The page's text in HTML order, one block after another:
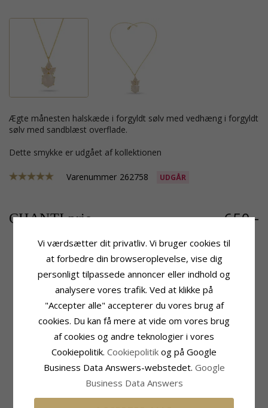
ægte månesten halskæde i forgyldt sølv med vedhæng i forgyldt
sølv med sandblæst overflade.
Dette smykke er udgået af kollektionen
Varenummer 262758 UDGÅR
CHANTI pris 650,-
Produktinformation
Ægte
Vedhæng Med Halskæde
Kæde
Kæde:
Halskæde
Forgyldt Sølv
Længde: 42 cm
Vedhæng
Ædelmetal:Forgyldt Sølv
Overflade: Sandblæst
Højde:24,0 mm
Bredde:13,0 mm
Leveringstid
Leveringstid:2-3 Hverdage
Vi værdsætter dit privatliv. Vi bruger cookies til
at forbedre din browseroplevelse, vise dig
personligt tilpassede annoncer eller indhold og
analysere vores trafik. Ved at klikke på
"Accepter alle" accepterer du vores brug af
cookies. Du kan få mere at vide om vores brug
af cookies og andre teknologier i vores
Cookiepolitik. Cookiepolitik og på Google
Business Data Answers-webstedet. Google
Business Data Answers